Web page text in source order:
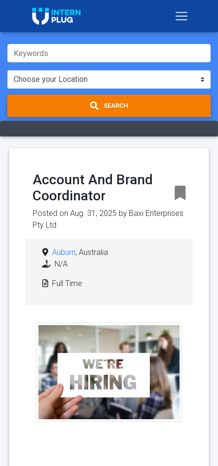
SEARCH
Account And Brand
Coordinator
Posted on Aug. 31, 2025 by Baxi Enterprises
Pty Ltd
Auburn, Australia
N/A
Full Time